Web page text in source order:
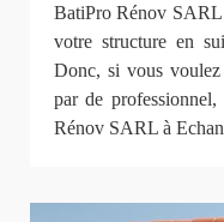
BatiPro Rénov SARL
votre structure en
Donc, si vous
par de professionnel,
Rénov SARL à